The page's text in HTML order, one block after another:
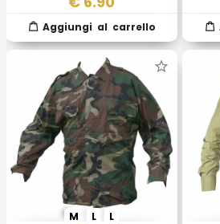
Bianca
M L L